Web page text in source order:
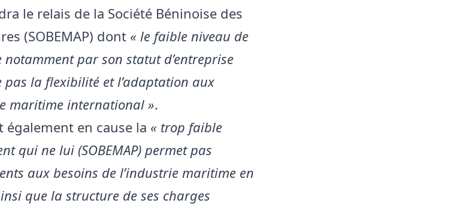
le relais de la Société Béninoise des
(SOBEMAP) dont « le faible niveau de
notamment par son statut d’entreprise
la flexibilité et l’adaptation aux
maritime international ».
en cause la « trop faible
qui ne lui (SOBEMAP) permet pas
aux besoins de l’industrie maritime en
que la structure de ses charges